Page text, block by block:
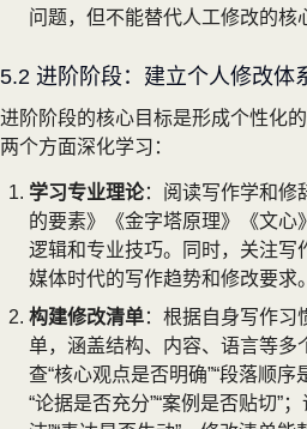
问题，但不能替代人工修改的核
5.2 进阶阶段：建立个人修改体
进阶阶段的核心目标是形成个性化
两个方面深化学习：
学习专业理论：阅读写作学和修
的要素》《金字塔原理》《文心
逻辑和专业技巧。同时，关注写
媒体时代的写作趋势和修改要求。
构建修改清单：根据自身写作习
单，涵盖结构、内容、语言等多
查“核心观点是否明确”“段落顺
“论据是否充分”“案例是否贴切”